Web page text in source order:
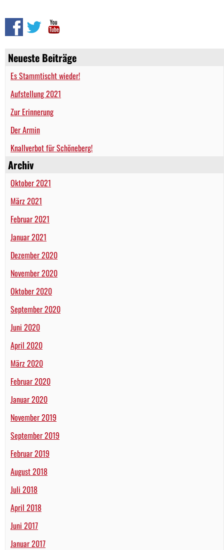
Neueste Beiträge
Es Stammtischt wieder!
Aufstellung 2021
Zur Erinnerung
Der Armin
Knallverbot für Schöneberg!
Archiv
Oktober 2021
März 2021
Februar 2021
Januar 2021
Dezember 2020
November 2020
Oktober 2020
September 2020
Juni 2020
April 2020
März 2020
Februar 2020
Januar 2020
November 2019
September 2019
Februar 2019
August 2018
Juli 2018
April 2018
Juni 2017
Januar 2017